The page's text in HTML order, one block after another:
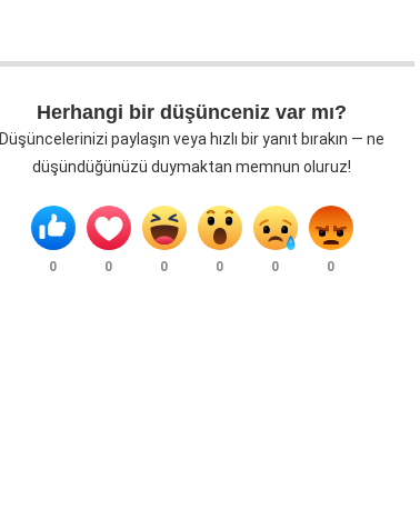
Herhangi bir düşünceniz var mı?
Düşüncelerinizi paylaşın veya hızlı bir yanıt bırakın — ne
düşündüğünüzü duymaktan memnun oluruz!
0 0 0 0 0 0